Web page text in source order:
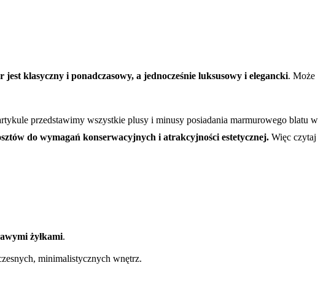
jest klasyczny i ponadczasowy, a jednocześnie luksusowy i elegancki. Może
przedstawimy wszystkie plusy i minusy posiadania marmurowego blatu w
do wymagań konserwacyjnych i atrakcyjności estetycznej. Więc czytaj
żyłkami.
minimalistycznych wnętrz.